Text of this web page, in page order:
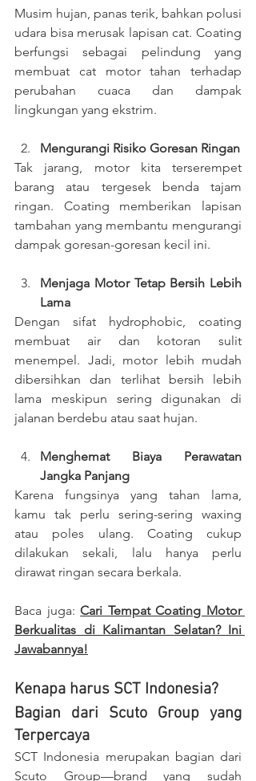
Musim hujan, panas terik, bahkan polusi
udara bisa merusak lapisan cat. Coating
berfungsi sebagai pelindung yang
membuat cat motor tahan terhadap
perubahan cuaca dan dampak
lingkungan yang ekstrim.
Mengurangi Risiko Goresan Ringan
Tak jarang, motor kita terserempet
barang atau tergesek benda tajam
ringan. Coating memberikan lapisan
tambahan yang membantu mengurangi
dampak goresan-goresan kecil ini.
Menjaga Motor Tetap Bersih Lebih
Lama
Dengan sifat hydrophobic, coating
membuat air dan kotoran sulit
menempel. Jadi, motor lebih mudah
dibersihkan dan terlihat bersih lebih
lama meskipun sering digunakan di
jalanan berdebu atau saat hujan.
Menghemat Biaya Perawatan
Jangka Panjang
Karena fungsinya yang tahan lama,
kamu tak perlu sering-sering waxing
atau poles ulang. Coating cukup
dilakukan sekali, lalu hanya perlu
dirawat ringan secara berkala.
Baca juga: Cari Tempat Coating Motor
Berkualitas di Kalimantan Selatan? Ini
Jawabannya!
Kenapa harus SCT Indonesia?
Bagian dari Scuto Group yang
Terpercaya
SCT Indonesia merupakan bagian dari
Scuto Group—brand yang sudah